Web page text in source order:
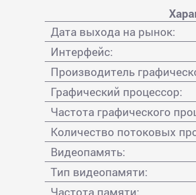
Дата выхода на рынок:
Интерфейс:
Производитель
Графический процессор:
Частота графического
Количество потоковых
Видеопамять:
Тип видеопамяти:
Частота памяти: